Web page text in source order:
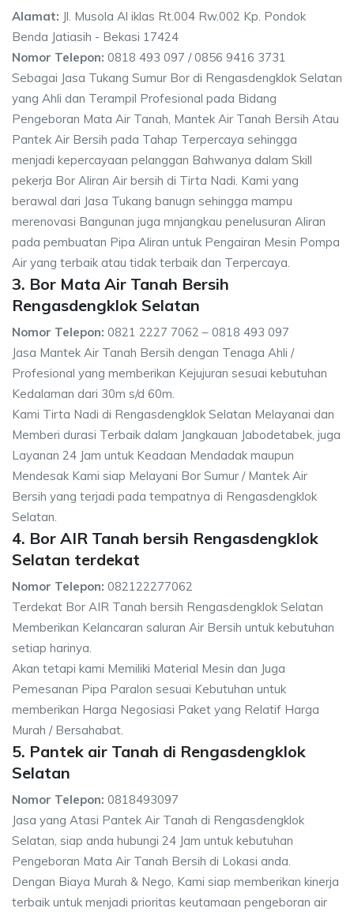
Alamat: Jl. Musola Al iklas Rt.004 Rw.002 Kp. Pondok
Benda Jatiasih - Bekasi 17424
Nomor Telepon: 0818 493 097 / 0856 9416 3731
Sebagai Jasa Tukang Sumur Bor di Rengasdengklok Selatan
yang Ahli dan Terampil Profesional pada Bidang
Pengeboran Mata Air Tanah, Mantek Air Tanah Bersih Atau
Pantek Air Bersih pada Tahap Terpercaya sehingga
menjadi kepercayaan pelanggan Bahwanya dalam Skill
pekerja Bor Aliran Air bersih di Tirta Nadi. Kami yang
berawal dari Jasa Tukang banugn sehingga mampu
merenovasi Bangunan juga mnjangkau penelusuran Aliran
pada pembuatan Pipa Aliran untuk Pengairan Mesin Pompa
Air yang terbaik atau tidak terbaik dan Terpercaya.
3. Bor Mata Air Tanah Bersih
Rengasdengklok Selatan
Nomor Telepon: 0821 2227 7062 – 0818 493 097
Jasa Mantek Air Tanah Bersih dengan Tenaga Ahli /
Profesional yang memberikan Kejujuran sesuai kebutuhan
Kedalaman dari 30m s/d 60m.
Kami Tirta Nadi di Rengasdengklok Selatan Melayanai dan
Memberi durasi Terbaik dalam Jangkauan Jabodetabek, juga
Layanan 24 Jam untuk Keadaan Mendadak maupun
Mendesak Kami siap Melayani Bor Sumur / Mantek Air
Bersih yang terjadi pada tempatnya di Rengasdengklok
Selatan.
4. Bor AIR Tanah bersih Rengasdengklok
Selatan terdekat
Nomor Telepon: 082122277062
Terdekat Bor AIR Tanah bersih Rengasdengklok Selatan
Memberikan Kelancaran saluran Air Bersih untuk kebutuhan
setiap harinya.
Akan tetapi kami Memiliki Material Mesin dan Juga
Pemesanan Pipa Paralon sesuai Kebutuhan untuk
memberikan Harga Negosiasi Paket yang Relatif Harga
Murah / Bersahabat.
5. Pantek air Tanah di Rengasdengklok
Selatan
Nomor Telepon: 0818493097
Jasa yang Atasi Pantek Air Tanah di Rengasdengklok
Selatan, siap anda hubungi 24 Jam untuk kebutuhan
Pengeboran Mata Air Tanah Bersih di Lokasi anda.
Dengan Biaya Murah & Nego, Kami siap memberikan kinerja
terbaik untuk menjadi prioritas keutamaan pengeboran air